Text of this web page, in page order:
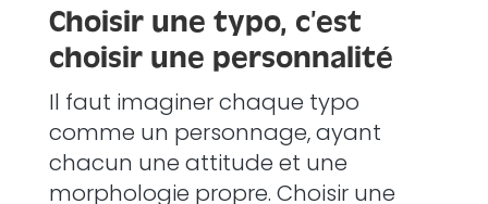
Choisir une typo, c’est
choisir une personnalité
Il faut imaginer chaque typo
comme un personnage, ayant
chacun une attitude et une
morphologie propre. Choisir une